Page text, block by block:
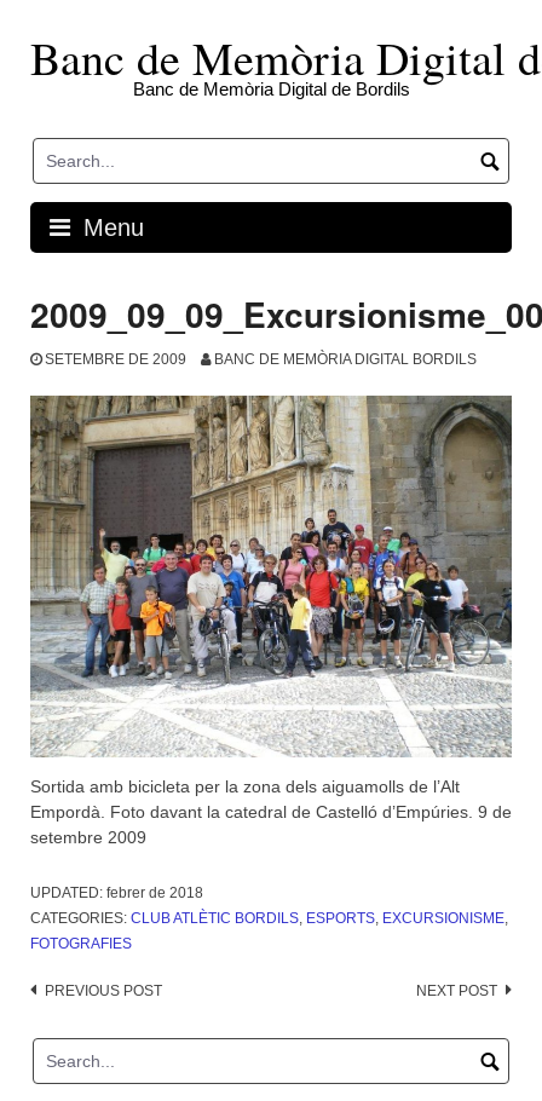
contentBanc de Memòria Digital
Banc de Memòria Digital de Bordils
Menu
SETEMBRE DE 2009 BANC DE MEMÒRIA DIGITAL BORDILS
Sortida amb bicicleta per la zona dels aiguamolls de l’Alt
Empordà. Foto davant la catedral de Castelló d’Empúries. 9 de
setembre 2009
UPDATED: febrer de 2018
CATEGORIES: CLUB ATLÈTIC BORDILS, ESPORTS, EXCURSIONISME,
FOTOGRAFIES
Post
PREVIOUS POST NEXT POST